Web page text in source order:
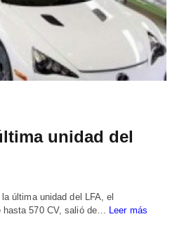
unidad del
última unidad del LFA, el
hasta 570 CV, salió de…
Leer más